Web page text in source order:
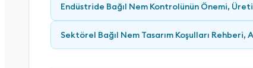
Endüstride Bağıl Nem Kontrolünün Önemi,
Sektörel Bağıl Nem Tasarım Koşulları